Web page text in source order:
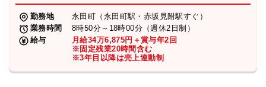
勤務地
永田町（永田町駅・赤坂見附駅すぐ）
業務時間
8時50分～18時00分（週休2日制）
給与
月給34万6,875円＋賞与年2回
※固定残業20時間含む
※3年目以降は売上連動制
TikTok受賞 定義集 動画集